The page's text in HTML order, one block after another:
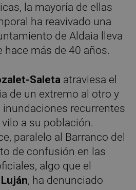
la mayoría de ellas
ha reavivado una
de Aldaia lleva
hace más de 40 años.
Saleta atraviesa el
de un extremo al otro y
inundaciones recurrentes
a su población.
paralelo al Barranco del
de confusión en las
algo que el
, ha denunciado